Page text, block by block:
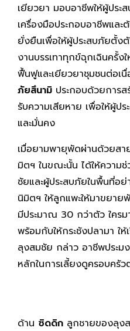
เยียวยา มอบอาชีพให้ผู้ประ
เครื่องมือประกอบอาชีพและ
ยั่งยืนเพื่อให้ผู้ประสบภัยตั้ง
งานบรรเทาทุกข์ฉุกเฉินครั้
ฟื้นฟูและเยียวยาชุมชนต่อเ
ภัยสึนามิ ประกอบด้วยการ
รับความเสียหาย เพื่อให้ผู้
และมั่นคง
เมื่อยามพายุพัดผ่านด้วยสา
มิตฯ ในขณะนั้น ได้ให้ความ
ชัยและผู้ประสบภัยในพื้นที่อ
นิมิตฯ ให้ลูกแพะให้มาขยา
มีประมาณ 30 กว่าตัว ใคร
พร้อมกับให้กระชังปลามา ให้
ลุงสมชัย กล่าว อาชีพประม
หลักในการเลี้ยงดูครอบครั
ด้าน ซิดดิก ลูกชายของลุง